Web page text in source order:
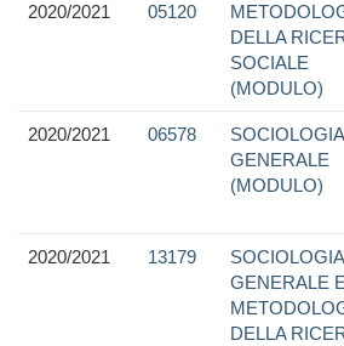
2020/2021 05120
DELLA
SOCIALE
(MODULO)
2020/2021 06578
SOCIOLOGIA
GENERALE
(MODULO)
2020/2021 13179
SOCIOLOGIA
GENERALE
DELLA